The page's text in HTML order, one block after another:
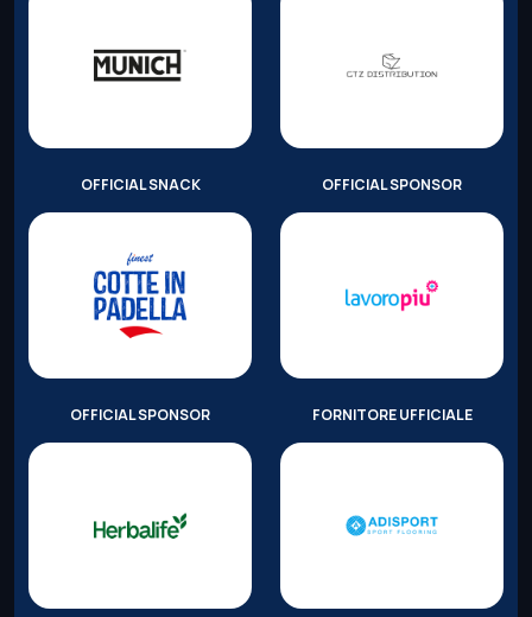
OFFICIAL SNACK OFFICIAL SPONSOR
OFFICIAL SPONSOR FORNITORE UFFICIALE